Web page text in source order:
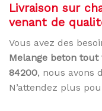
Livraison sur
venant de
Vous avez des
Melange beton
84200, nous avons
N’attendez plus